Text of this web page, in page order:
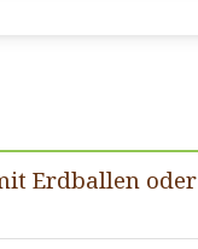
Erdballen oder